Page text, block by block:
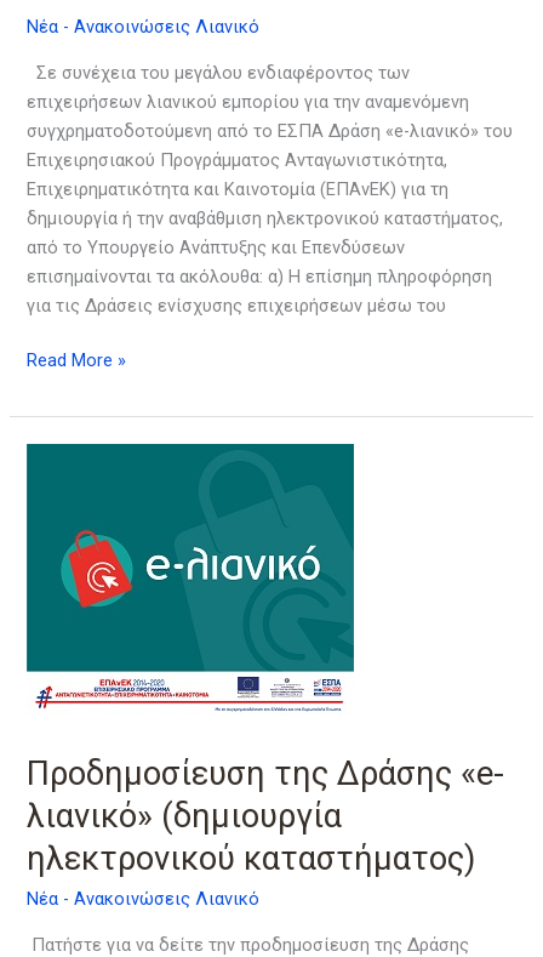
Νέα - Ανακοινώσεις Λιανικό
Σε συνέχεια του μεγάλου ενδιαφέροντος των
επιχειρήσεων λιανικού εμπορίου για την αναμενόμενη
συγχρηματοδοτούμενη από το ΕΣΠΑ Δράση «e-λιανικό» του
Επιχειρησιακού Προγράμματος Ανταγωνιστικότητα,
Επιχειρηματικότητα και Καινοτομία (ΕΠΑνΕΚ) για τη
δημιουργία ή την αναβάθμιση ηλεκτρονικού καταστήματος,
από το Υπουργείο Ανάπτυξης και Επενδύσεων
επισημαίνονται τα ακόλουθα: α) Η επίσημη πληροφόρηση
για τις Δράσεις ενίσχυσης επιχειρήσεων μέσω του
Read More »
Προδημοσίευση της Δράσης «e-
λιανικό» (δημιουργία
ηλεκτρονικού καταστήματος)
Νέα - Ανακοινώσεις Λιανικό
Πατήστε για να δείτε την προδημοσίευση της Δράσης
λιανικό»
(δημιουργία